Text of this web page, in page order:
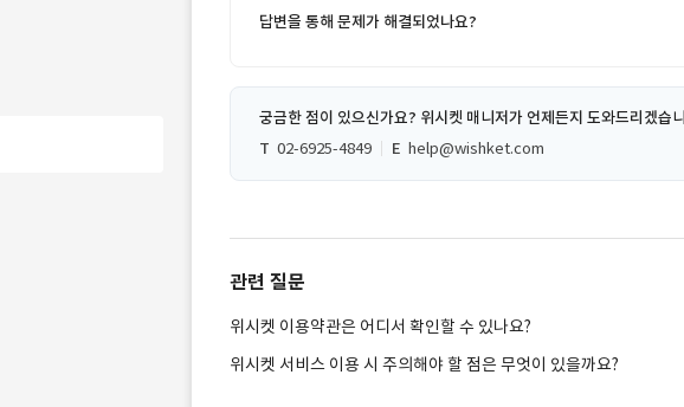
답변을 통해 문제가 해결되었나요?
궁금한 점이 있으신가요? 위시켓 매니저가 언제든지 도와드리겠습
T 02-6925-4849 E help@wishket.com
관련 질문
위시켓 이용약관은 어디서 확인할 수 있나요?
위시켓 서비스 이용 시 주의해야 할 점은 무엇이 있을까요?